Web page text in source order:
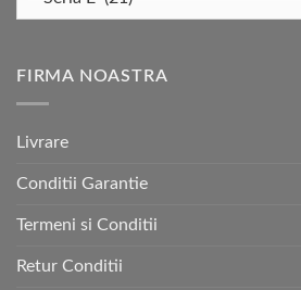
FIRMA NOASTRA
Livrare
Conditii Garantie
Termeni si Conditii
Retur Conditii